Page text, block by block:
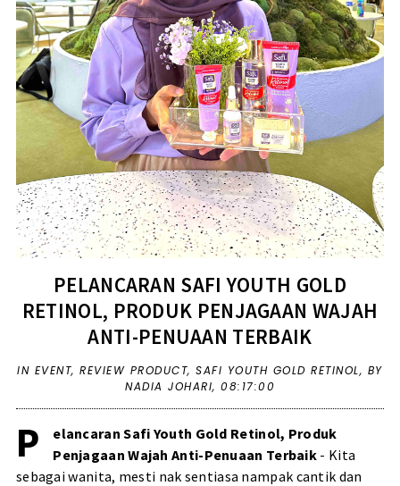
PELANCARAN SAFI YOUTH GOLD
RETINOL, PRODUK PENJAGAAN WAJAH
ANTI-PENUAAN TERBAIK
IN EVENT,REVIEW PRODUCT,SAFI YOUTH GOLD RETINOL, BY
NADIA JOHARI, 08:17:00
P
elancaran Safi Youth Gold Retinol, Produk
Penjagaan Wajah Anti-Penuaan Terbaik - Kita
sebagai wanita, mesti nak sentiasa nampak cantik dan